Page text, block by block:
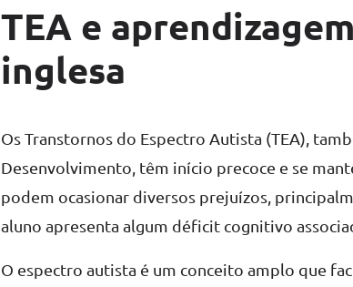
TEA e
inglesa
Os Transtornos do Espectro Autista (TEA),
Desenvolvimento, têm início precoce e se
podem ocasionar diversos prejuízos,
aluno apresenta algum déficit cognitivo
O espectro autista é um conceito amplo que